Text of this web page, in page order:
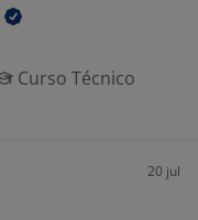
Curso Técnico
20 jul